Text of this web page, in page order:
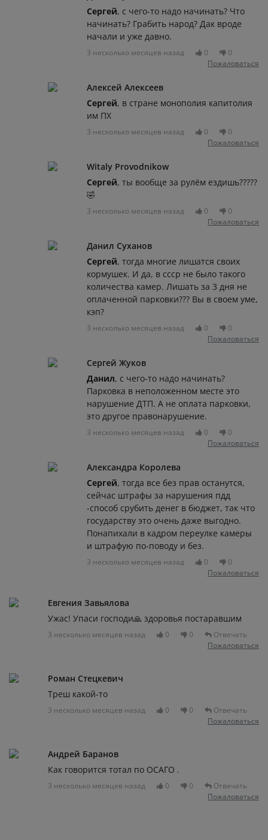
Сергей, с чего-то надо начинать? Что
начинать? Грабить народ? Дак вроде
начали и уже давно.
3 несколько месяцев назад 0
0
Пожаловаться
Алексей Алексеев
Сергей, в стране монополия капитолия
им ПХ
3 несколько месяцев назад 0
0
Пожаловаться
Witaly Provodnikow
Сергей, ты вообще за рулём ездишь?????
🤣
3 несколько месяцев назад 0
0
Пожаловаться
Данил Суханов
Сергей, тогда многие лишатся своих
кормушек. И да, в ссср не было такого
количества камер. Лишать за 3 дня не
оплаченной парковки??? Вы в своем уме,
кэп?
3 несколько месяцев назад 0
0
Пожаловаться
Сергей Жуков
Данил, с чего-то надо начинать?
Парковка в неположенном месте это
нарушение ДТП. А не оплата парковки,
это другое правонарушение.
3 несколько месяцев назад 0
0
Пожаловаться
Александра Королева
Сергей, тогда все без прав останутся,
сейчас штрафы за нарушения пдд
-способ срубить денег в бюджет, так что
государству это очень даже выгодно.
Понапихали в кадром переулке камеры
и штрафую по-поводу и без.
3 несколько месяцев назад 0
0
Пожаловаться
Евгения Завьялова
Ужас! Упаси господи🙏 здоровья постаравшим
3 несколько месяцев назад 0 0
Отвечать
Пожаловаться
Роман Стецкевич
Треш какой-то
3 несколько месяцев назад 0 0
Отвечать
Пожаловаться
Андрей Баранов
Как говорится тотал по ОСАГО .
3 несколько месяцев назад 0 0
Отвечать
Пожаловаться